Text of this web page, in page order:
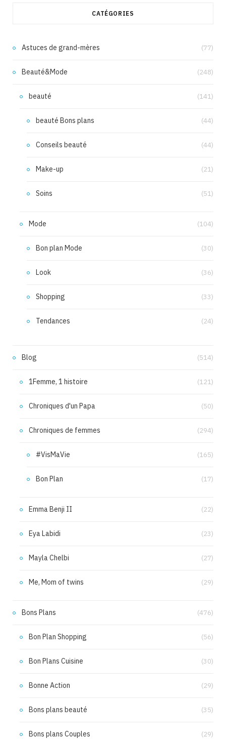
CATÉGORIES
Astuces de grand-mères (77)
Beauté&Mode (248)
beauté (141)
beauté Bons plans (44)
Conseils beauté (44)
Make-up (21)
Soins (51)
Mode (104)
Bon plan Mode (30)
Look (36)
Shopping (33)
Tendances (24)
Blog (514)
1Femme, 1 histoire (121)
Chroniques d'un Papa (50)
Chroniques de femmes (294)
#VisMaVie (165)
Bon Plan (17)
Emma Benji II (22)
Eya Labidi (23)
Mayla Chelbi (27)
Me, Mom of twins (29)
Bons Plans (476)
Bon Plan Shopping (56)
Bon Plans Cuisine (30)
Bonne Action (29)
Bons plans beauté (35)
Bons plans Couples (29)